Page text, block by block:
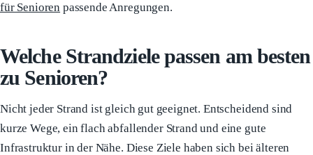
für Senioren passende Anregungen.
Welche Strandziele passen am besten
zu Senioren?
Nicht jeder Strand ist gleich gut geeignet. Entscheidend sind
kurze Wege, ein flach abfallender Strand und eine gute
Infrastruktur in der Nähe. Diese Ziele haben sich bei älteren